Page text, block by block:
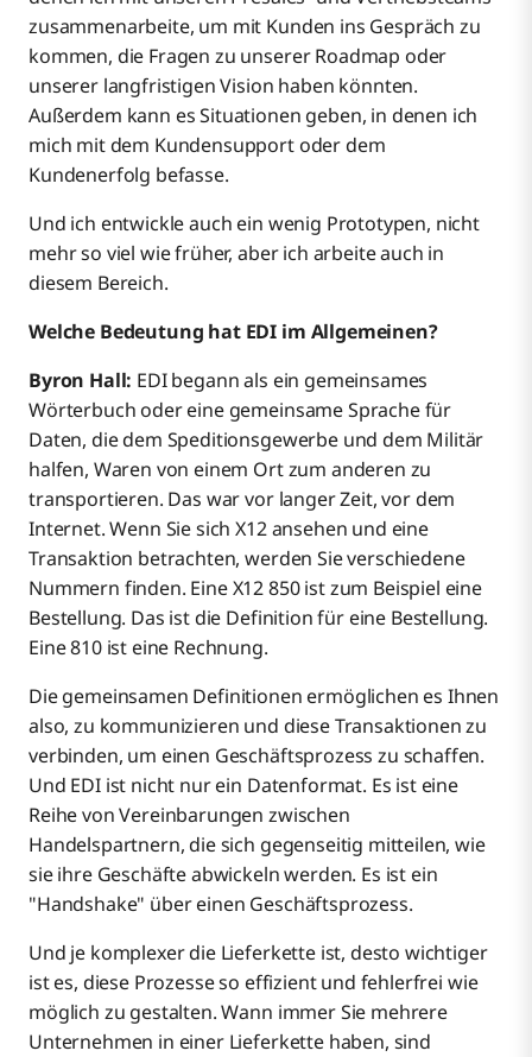
zusammenarbeite, um mit Kunden ins Gespräch zu
kommen, die Fragen zu unserer Roadmap oder
unserer langfristigen Vision haben könnten.
Außerdem kann es Situationen geben, in denen ich
mich mit dem Kundensupport oder dem
Kundenerfolg befasse.
Und ich entwickle auch ein wenig Prototypen, nicht
mehr so viel wie früher, aber ich arbeite auch in
diesem Bereich.
Welche Bedeutung hat EDI im Allgemeinen?
Byron Hall: EDI begann als ein gemeinsames
Wörterbuch oder eine gemeinsame Sprache für
Daten, die dem Speditionsgewerbe und dem Militär
halfen, Waren von einem Ort zum anderen zu
transportieren. Das war vor langer Zeit, vor dem
Internet. Wenn Sie sich X12 ansehen und eine
Transaktion betrachten, werden Sie verschiedene
Nummern finden. Eine X12 850 ist zum Beispiel eine
Bestellung. Das ist die Definition für eine Bestellung.
Eine 810 ist eine Rechnung.
Die gemeinsamen Definitionen ermöglichen es Ihnen
also, zu kommunizieren und diese Transaktionen zu
verbinden, um einen Geschäftsprozess zu schaffen.
Und EDI ist nicht nur ein Datenformat. Es ist eine
Reihe von Vereinbarungen zwischen
Handelspartnern, die sich gegenseitig mitteilen, wie
sie ihre Geschäfte abwickeln werden. Es ist ein
"Handshake" über einen Geschäftsprozess.
Und je komplexer die Lieferkette ist, desto wichtiger
ist es, diese Prozesse so effizient und fehlerfrei wie
möglich zu gestalten. Wann immer Sie mehrere
Unternehmen in einer Lieferkette haben, sind